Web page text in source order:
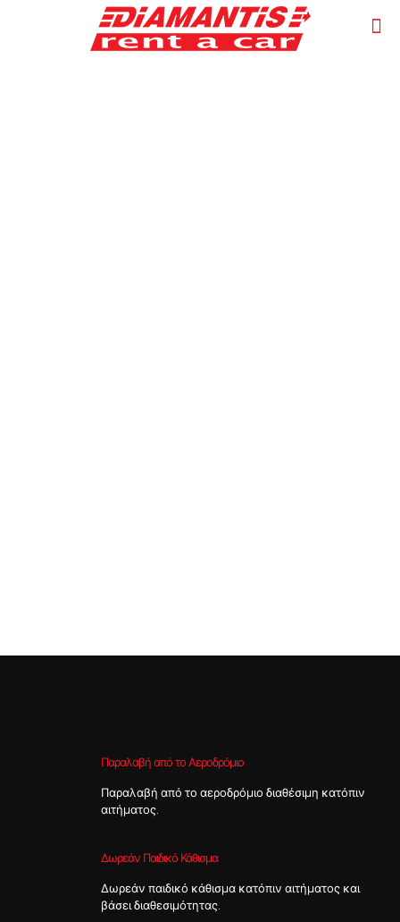
Παραλαβή από το Αεροδρόμιο
Παραλαβή από το αεροδρόμιο διαθέσιμη κατόπιν
αιτήματος.
Δωρεάν Παιδικό Κάθισμα
Δωρεάν παιδικό κάθισμα κατόπιν αιτήματος και
βάσει διαθεσιμότητας.